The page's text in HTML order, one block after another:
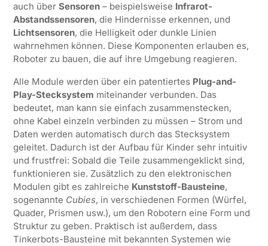
auch über Sensoren– beispielsweise Infrarot-
Abstandssensoren, die Hindernisse erkennen, und
Lichtsensoren, die Helligkeit oder dunkle Linien
wahrnehmen können. Diese Komponenten erlauben es,
Roboter zu bauen, die auf ihre Umgebung reagieren.
Alle Module werden über ein patentiertes Plug-and-
Play-Stecksystem miteinander verbunden. Das
bedeutet, man kann sie einfach zusammenstecken,
ohne Kabel einzeln verbinden zu müssen – Strom und
Daten werden automatisch durch das Stecksystem
geleitet. Dadurch ist der Aufbau für Kinder sehr intuitiv
und frustfrei: Sobald die Teile zusammengeklickt sind,
funktionieren sie. Zusätzlich zu den elektronischen
Modulen gibt es zahlreiche Kunststoff-Bausteine,
sogenannte Cubies, in verschiedenen Formen (Würfel,
Quader, Prismen usw.), um den Robotern eine Form und
Struktur zu geben. Praktisch ist außerdem, dass
Tinkerbots-Bausteine mit bekannten Systemen wie